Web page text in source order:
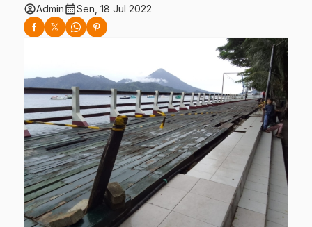
account_circleAdmincalendar_monthSen, 18 Jul 2022